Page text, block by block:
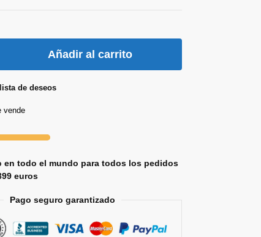
Añadir al carrito
de deseos
vende
en todo el mundo para todos los pedidos
euros
Pago seguro garantizado